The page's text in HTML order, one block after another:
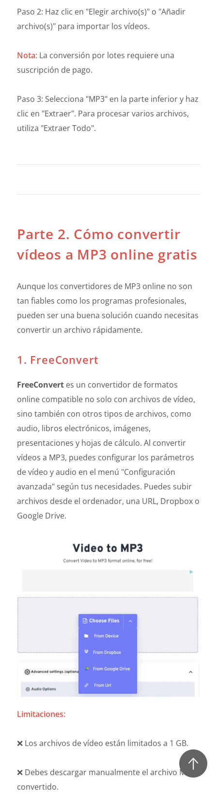
Paso 2: Haz clic en "Elegir archivo(s)" o "Añadir
archivo(s)" para importar los vídeos.
Nota: La conversión por lotes requiere una
suscripción de pago.
Paso 3: Selecciona "MP3" en la parte inferior y haz
clic en "Extraer". Para procesar varios archivos,
utiliza "Extraer Todo".
Parte 2. Cómo convertir
vídeos a MP3 online gratis
Aunque los convertidores de MP3 online no son
tan fiables como los programas profesionales,
pueden ser una buena solución cuando necesitas
convertir un archivo rápidamente.
1. FreeConvert
FreeConvert es un convertidor de formatos
online compatible no solo con archivos de vídeo,
sino también con otros tipos de archivos, como
audio, libros electrónicos, imágenes,
presentaciones y hojas de cálculo. Al convertir
vídeos a MP3, puedes configurar los parámetros
de vídeo y audio en el menú "Configuración
avanzada" según tus necesidades. Puedes subir
archivos desde el ordenador, una URL, Dropbox o
Google Drive.
Limitaciones:
❌ Los archivos de vídeo están limitados a 1 GB.
❌ Debes descargar manualmente el archivo MP3
convertido.